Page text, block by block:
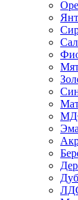
Дуб